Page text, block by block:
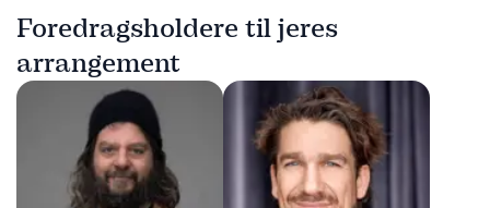
Foredragsholdere til jeres
arrangement